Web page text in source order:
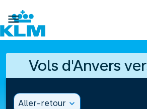

Vols d'Anvers
Aller-retour expand_more